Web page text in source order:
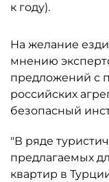
к году).
На желание
мнению
предложений с
российских
безопасный
"В ряде
предлагаемых
квартир в